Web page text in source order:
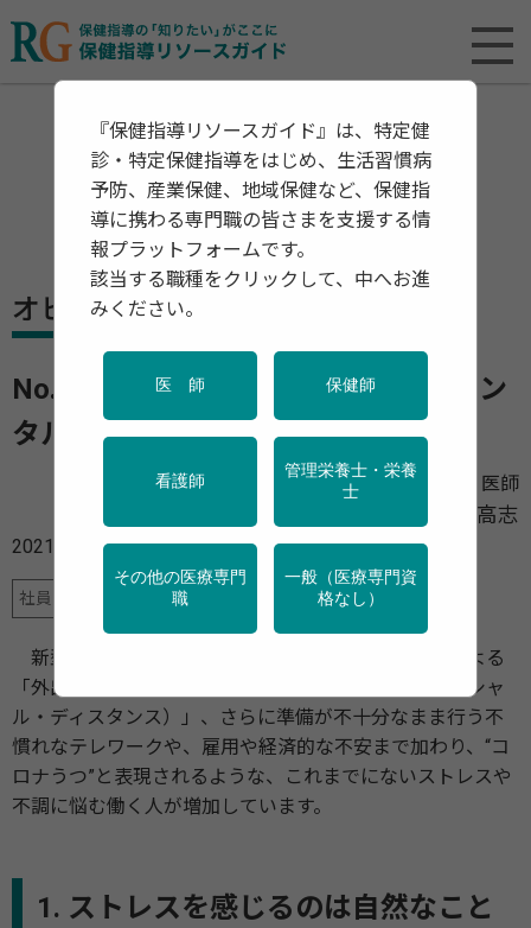
オピニオン
No.2 新型コロナ禍にある従業員のメン
タルヘルスを守るために
株式会社健康企業 代表・医師
亀田 高志
2021年02月25日
社員・企業を感染症から守る仕組みづくり
新型コロナウイルス感染症（以下、新型コロナ）による
「外出自粛」「マスク着用」「距離を保つこと（ソーシャ
ル・ディスタンス）」、さらに準備が不十分なまま行う不
慣れなテレワークや、雇用や経済的な不安まで加わり、“コ
ロナうつ”と表現されるような、これまでにないストレスや
不調に悩む働く人が増加しています。
1. ストレスを感じるのは自然なこと
『保健指導リソースガイド』は、特定健
診・特定保健指導をはじめ、生活習慣病
予防、産業保健、地域保健など、保健指
導に携わる専門職の皆さまを支援する情
報プラットフォームです。
該当する職種をクリックして、中へお進
みください。
医 師 保健師
看護師
管理栄養士・栄養
士
その他の医療専門
職
一般（医療専門資
格なし）